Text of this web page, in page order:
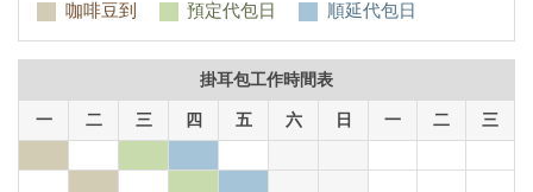
咖啡豆到 預定代包日 順延代包日
掛耳包工作時間表
一 二 三 四 五 六 日 一 二 三